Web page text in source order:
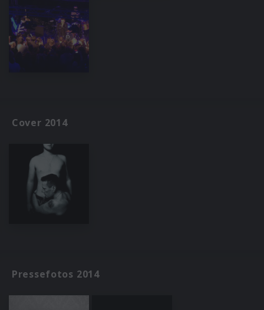
Cover 2014
Pressefotos 2014